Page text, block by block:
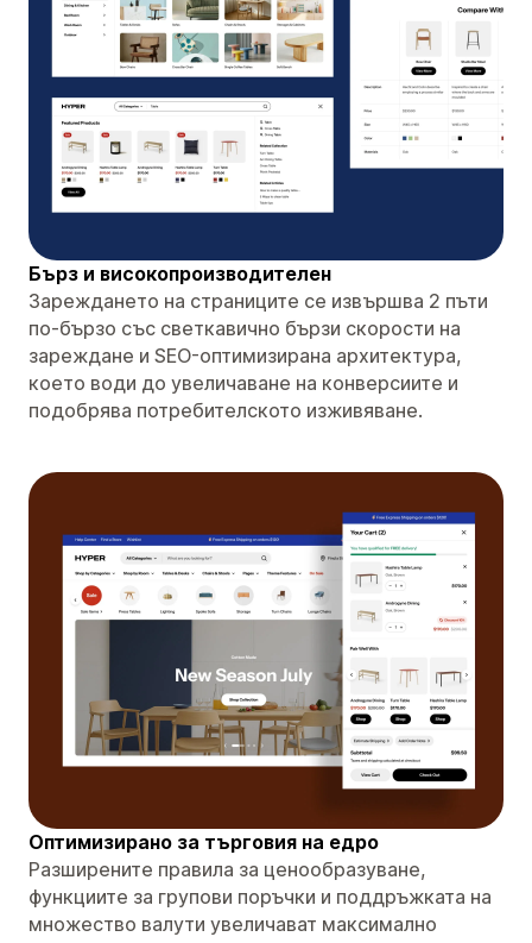
Бърз и високопроизводителен
Зареждането на страниците се извършва 2 пъти
по-бързо със светкавично бързи скорости на
зареждане и SEO-оптимизирана архитектура,
което води до увеличаване на конверсиите и
подобрява потребителското изживяване.
Оптимизирано за търговия на едро
Разширените правила за ценообразуване,
функциите за групови поръчки и поддръжката на
множество валути увеличават максимално